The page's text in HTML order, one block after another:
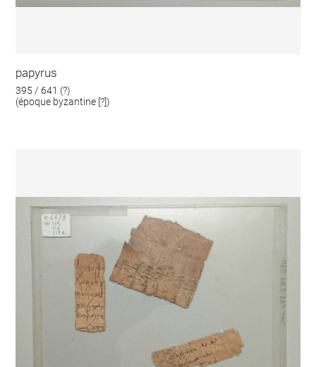
papyrus
395 / 641 (?)
(époque byzantine [?])